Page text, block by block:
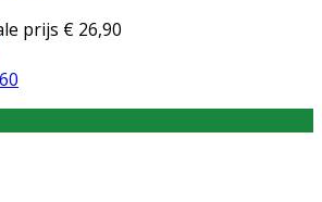
prijs € 26,90